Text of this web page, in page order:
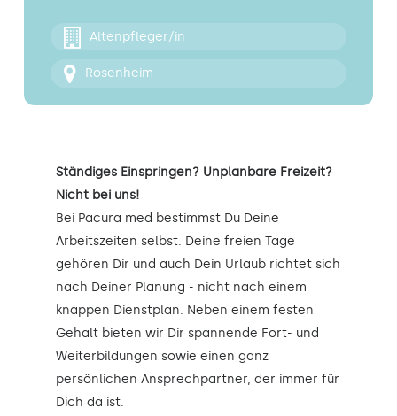
Altenpfleger/in
Rosenheim
Ständiges Einspringen? Unplanbare Freizeit?
Nicht bei uns!
Bei Pacura med bestimmst Du Deine
Arbeitszeiten selbst. Deine freien Tage
gehören Dir und auch Dein Urlaub richtet sich
nach Deiner Planung - nicht nach einem
knappen Dienstplan. Neben einem festen
Gehalt bieten wir Dir spannende Fort- und
Weiterbildungen sowie einen ganz
persönlichen Ansprechpartner, der immer für
Dich da ist.